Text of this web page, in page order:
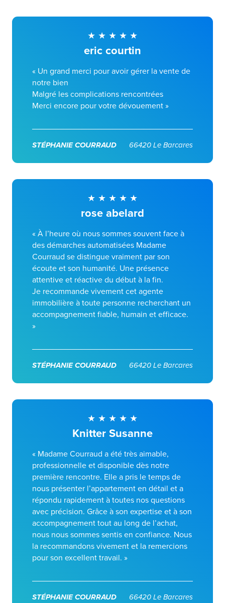
eric courtin
« Un grand merci pour avoir gérer la vente de
notre bien
Malgré les complications rencontrées
Merci encore pour votre dévouement »
STÉPHANIE COURRAUD 66420 Le Barcares
rose abelard
« À l’heure où nous sommes souvent face à
des démarches automatisées Madame
Courraud se distingue vraiment par son
écoute et son humanité. Une présence
attentive et réactive du début à la fin.
Je recommande vivement cet agente
immobilière à toute personne recherchant un
accompagnement fiable, humain et efficace.
»
STÉPHANIE COURRAUD 66420 Le Barcares
Knitter Susanne
« Madame Courraud a été très aimable,
professionnelle et disponible dès notre
première rencontre. Elle a pris le temps de
nous présenter l’appartement en détail et a
répondu rapidement à toutes nos questions
avec précision. Grâce à son expertise et à son
accompagnement tout au long de l’achat,
nous nous sommes sentis en confiance. Nous
la recommandons vivement et la remercions
pour son excellent travail. »
STÉPHANIE COURRAUD 66420 Le Barcares